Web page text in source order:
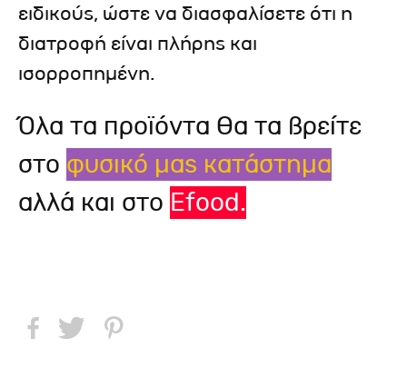
ειδικούς, ώστε να διασφαλίσετε ότι η
διατροφή είναι πλήρης και
ισορροπημένη.
Όλα τα προϊόντα θα τα βρείτε
στο φυσικό μας κατάστημα
αλλά και στο Efood.